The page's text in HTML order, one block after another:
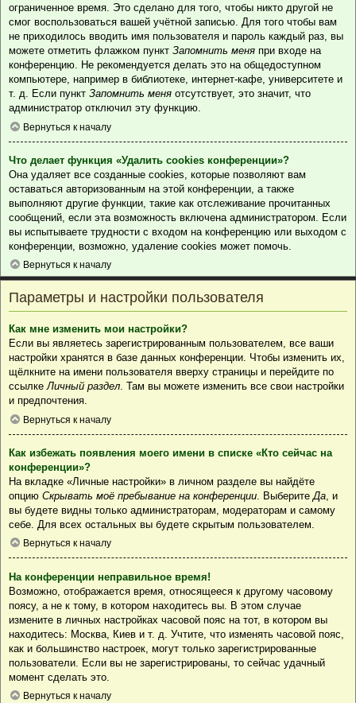
ограниченное время. Это сделано для того, чтобы никто другой не
смог воспользоваться вашей учётной записью. Для того чтобы вам
не приходилось вводить имя пользователя и пароль каждый раз, вы
можете отметить флажком пункт Запомнить меня при входе на
конференцию. Не рекомендуется делать это на общедоступном
компьютере, например в библиотеке, интернет-кафе, университете и
т. д. Если пункт Запомнить меня отсутствует, это значит, что
администратор отключил эту функцию.
Вернуться к началу
Что делает функция «Удалить cookies конференции»?
Она удаляет все созданные cookies, которые позволяют вам
оставаться авторизованным на этой конференции, а также
выполняют другие функции, такие как отслеживание прочитанных
сообщений, если эта возможность включена администратором. Если
вы испытываете трудности с входом на конференцию или выходом с
конференции, возможно, удаление cookies может помочь.
Вернуться к началу
Параметры и настройки пользователя
Как мне изменить мои настройки?
Если вы являетесь зарегистрированным пользователем, все ваши
настройки хранятся в базе данных конференции. Чтобы изменить их,
щёлкните на имени пользователя вверху страницы и перейдите по
ссылкеЛичный раздел. Там вы можете изменить все свои настройки
и предпочтения.
Вернуться к началу
Как избежать появления моего имени в списке «Кто сейчас на
конференции»?
На вкладке «Личные настройки» в личном разделе вы найдёте
опцию Скрывать моё пребывание на конференции . Выберите Да , и
вы будете видны только администраторам, модераторам и самому
себе. Для всех остальных вы будете скрытым пользователем.
Вернуться к началу
На конференции неправильное время!
Возможно, отображается время, относящееся к другому часовому
поясу, а не к тому, в котором находитесь вы. В этом случае
измените в личных настройках часовой пояс на тот, в котором вы
находитесь: Москва, Киев и т. д. Учтите, что изменять часовой пояс,
как и большинство настроек, могут только зарегистрированные
пользователи. Если вы не зарегистрированы, то сейчас удачный
момент сделать это.
Вернуться к началу